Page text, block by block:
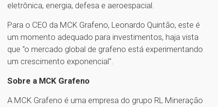
eletrônica, energia, defesa e aeroespacial.
Para o CEO da MCK Grafeno, Leonardo Quintão, este é
um momento adequado para investimentos, haja vista
que "o mercado global de grafeno está experimentando
um crescimento exponencial".
Sobre a MCK Grafeno
A MCK Grafeno é uma empresa do grupo RL Mineração